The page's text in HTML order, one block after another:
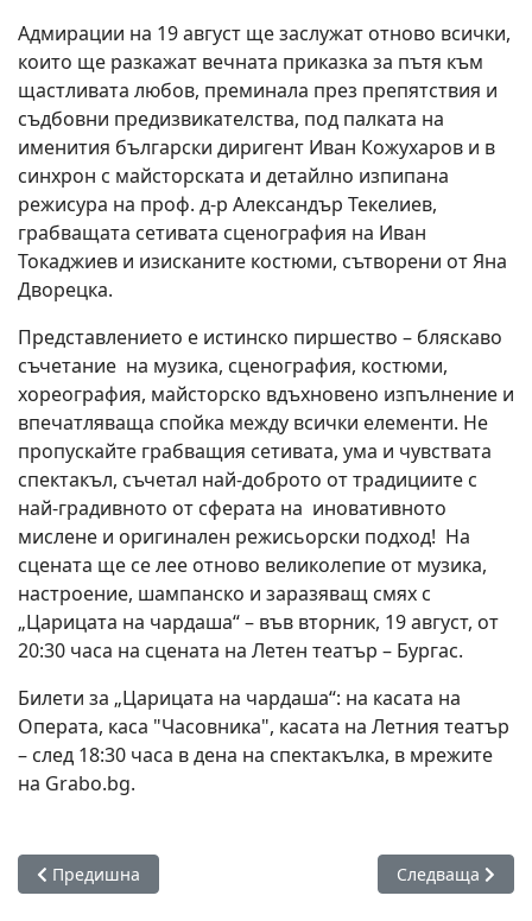
Адмирации на 19 август ще заслужат отново всички,
които ще разкажат вечната приказка за пътя към
щастливата любов, преминала през препятствия и
съдбовни предизвикателства, под палката на
именития български диригент Иван Кожухаров и в
синхрон с майсторската и детайлно изпипана
режисура на проф. д-р Александър Текелиев,
грабващата сетивата сценография на Иван
Токаджиев и изисканите костюми, сътворени от Яна
Дворецка.
Представлението е истинско пиршество – бляскаво
съчетание на музика, сценография, костюми,
хореография, майсторско вдъхновено изпълнение и
впечатляваща спойка между всички елементи. Не
пропускайте грабващия сетивата, ума и чувствата
спектакъл, съчетал най-доброто от традициите с
най‐градивното от сферата на иновативното
мислене и оригинален режисьорски подход! На
сцената ще се лее отново великолепие от музика,
настроение, шампанско и заразяващ смях с
„Царицата на чардаша“ – във вторник, 19 август, от
20:30 часа на сцената на Летен театър – Бургас.
Билети за „Царицата на чардаша“: на касата на
Операта, каса "Часовника", касата на Летния театър
– след 18:30 часа в дена на спектакълка, в мрежите
на Grabo.bg.
Предишна статия: Средновековна латинска поема с
Предишна Следваща
Следваща